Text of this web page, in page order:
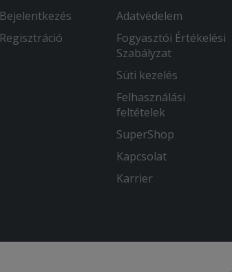
Bejelentkezés
Regisztráció
Adatvédelem
Fogyasztói Értékelési
Szabályzat
Süti kezelés
Felhasználási
feltételek
SuperShop
Kapcsolat
Karrier